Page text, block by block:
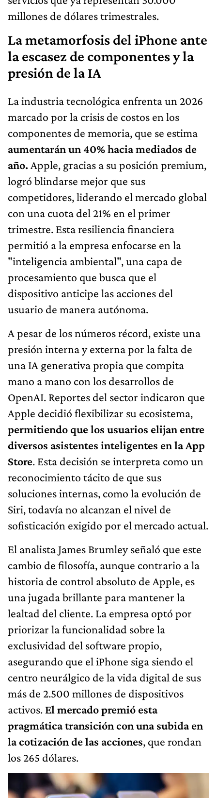
millones de dólares trimestrales.
La metamorfosis del iPhone ante
la escasez de componentes y la
presión de la IA
La industria tecnológica enfrenta un 2026
marcado por la crisis de costos en los
componentes de memoria, que se estima
aumentarán un 40% hacia mediados de
año. Apple, gracias a su posición premium,
logró blindarse mejor que sus
competidores, liderando el mercado global
con una cuota del 21% en el primer
trimestre. Esta resiliencia financiera
permitió a la empresa enfocarse en la
"inteligencia ambiental", una capa de
procesamiento que busca que el
dispositivo anticipe las acciones del
usuario de manera autónoma.
A pesar de los números récord, existe una
presión interna y externa por la falta de
una IA generativa propia que compita
mano a mano con los desarrollos de
OpenAI. Reportes del sector indicaron que
Apple decidió flexibilizar su ecosistema,
permitiendo que los usuarios elijan entre
diversos asistentes inteligentes en la App
Store. Esta decisión se interpreta como un
reconocimiento tácito de que sus
soluciones internas, como la evolución de
Siri, todavía no alcanzan el nivel de
sofisticación exigido por el mercado actual.
El analista James Brumley señaló que este
cambio de filosofía, aunque contrario a la
historia de control absoluto de Apple, es
una jugada brillante para mantener la
lealtad del cliente. La empresa optó por
priorizar la funcionalidad sobre la
exclusividad del software propio,
asegurando que el iPhone siga siendo el
centro neurálgico de la vida digital de sus
más de 2.500 millones de dispositivos
activos. El mercado premió esta
pragmática transición con una subida en
la cotización de las acciones, que rondan
los 265 dólares.